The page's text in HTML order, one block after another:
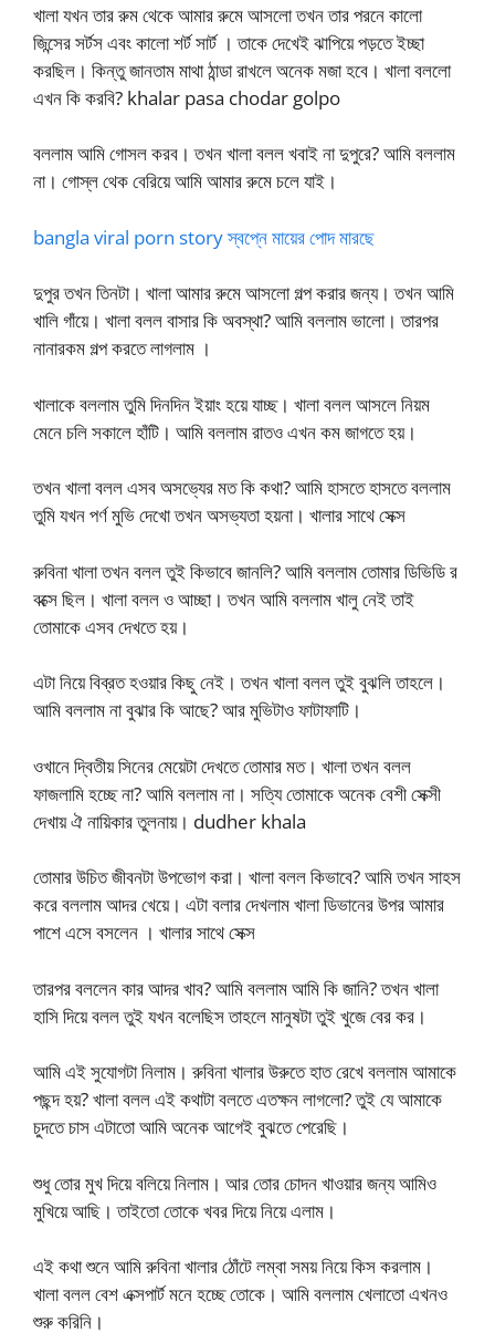
খালা যখন তার রুম থেকে আমার রুমে আসলো তখন তার পরনে কালো
জিন্সের সর্টস এবং কালো শর্ট সার্ট । তাকে দেখেই ঝাপিয়ে পড়তে ইচ্ছা
করছিল। কিন্তু জানতাম মাথা ঠান্ডা রাখলে অনেক মজা হবে। খালা বললো
এখন কি করবি? khalar pasa chodar golpo
বললাম আমি গোসল করব। তখন খালা বলল খবাই না দুপুরে? আমি বললাম
না। গোস্ল থেক বেরিয়ে আমি আমার রুমে চলে যাই।
bangla viral porn story স্বপ্নে মায়ের পোদ মারছে
দুপুর তখন তিনটা। খালা আমার রুমে আসলো গল্প করার জন্য। তখন আমি
খালি গাঁয়ে। খালা বলল বাসার কি অবস্থা? আমি বললাম ভালো। তারপর
নানারকম গল্প করতে লাগলাম ।
খালাকে বললাম তুমি দিনদিন ইয়াং হয়ে যাচ্ছ। খালা বলল আসলে নিয়ম
মেনে চলি সকালে হাঁটি। আমি বললাম রাতও এখন কম জাগতে হয়।
তখন খালা বলল এসব অসভ্যের মত কি কথা? আমি হাসতে হাসতে বললাম
তুমি যখন পর্ণ মুভি দেখো তখন অসভ্যতা হয়না। খালার সাথে সেক্স
রুবিনা খালা তখন বলল তুই কিভাবে জানলি? আমি বললাম তোমার ডিভিডি র
বক্সে ছিল। খালা বলল ও আচ্ছা। তখন আমি বললাম খালু নেই তাই
তোমাকে এসব দেখতে হয়।
এটা নিয়ে বিব্রত হওয়ার কিছু নেই। তখন খালা বলল তুই বুঝলি তাহলে।
আমি বললাম না বুঝার কি আছে? আর মুভিটাও ফাটাফাটি।
ওখানে দ্বিতীয় সিনের মেয়েটা দেখতে তোমার মত। খালা তখন বলল
ফাজলামি হচ্ছে না? আমি বললাম না। সত্যি তোমাকে অনেক বেশী সেক্সী
দেখায় ঐ নায়িকার তুলনায়। dudher khala
তোমার উচিত জীবনটা উপভোগ করা। খালা বলল কিভাবে? আমি তখন সাহস
করে বললাম আদর খেয়ে। এটা বলার দেখলাম খালা ডিভানের উপর আমার
পাশে এসে বসলেন । খালার সাথে সেক্স
তারপর বললেন কার আদর খাব? আমি বললাম আমি কি জানি? তখন খালা
হাসি দিয়ে বলল তুই যখন বলেছিস তাহলে মানুষটা তুই খুজে বের কর।
আমি এই সুযোগটা নিলাম। রুবিনা খালার উরুতে হাত রেখে বললাম আমাকে
পছন্দ হয়? খালা বলল এই কথাটা বলতে এতক্ষন লাগলো? তুই যে আমাকে
চুদতে চাস এটাতো আমি অনেক আগেই বুঝতে পেরেছি।
শুধু তোর মুখ দিয়ে বলিয়ে নিলাম। আর তোর চোদন খাওয়ার জন্য আমিও
মুখিয়ে আছি। তাইতো তোকে খবর দিয়ে নিয়ে এলাম।
এই কথা শুনে আমি রুবিনা খালার ঠোঁটে লম্বা সময় নিয়ে কিস করলাম।
খালা বলল বেশ এক্সপার্ট মনে হচ্ছে তোকে। আমি বললাম খেলাতো এখনও
শুরু করিনি।